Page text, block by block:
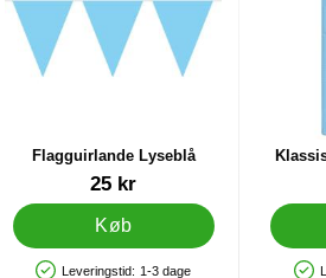
Flagguirlande Lyseblå
25 kr
Køb
Leveringstid: 1-3 dage